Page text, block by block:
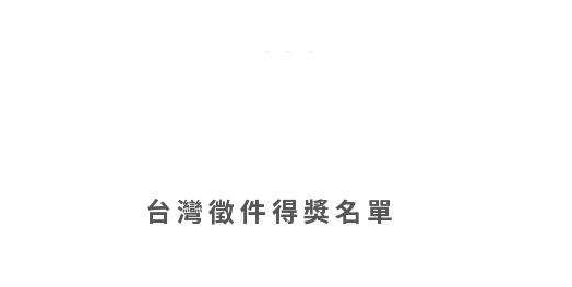
台灣徵件得獎名單